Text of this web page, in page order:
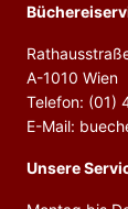
A-1010 Wien
Telefon: (01)
E-Mail:
Unsere